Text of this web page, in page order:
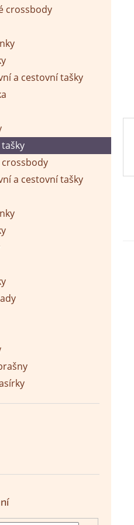
crossbody
a cestovní tašky
crossbody
a cestovní tašky